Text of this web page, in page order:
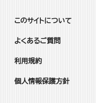
このサイトについて
よくあるご質問
利用規約
個人情報保護方針